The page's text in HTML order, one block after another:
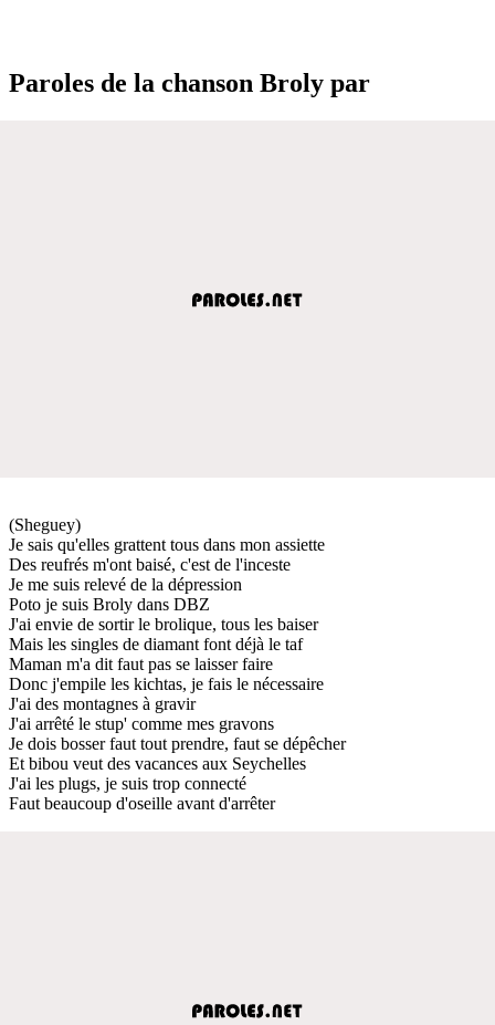
Paroles de la chanson Broly par
(Sheguey)
Je sais qu'elles grattent tous dans mon assiette
Des reufrés m'ont baisé, c'est de l'inceste
Je me suis relevé de la dépression
Poto je suis Broly dans DBZ
J'ai envie de sortir le brolique, tous les baiser
Mais les singles de diamant font déjà le taf
Maman m'a dit faut pas se laisser faire
Donc j'empile les kichtas, je fais le nécessaire
J'ai des montagnes à gravir
J'ai arrêté le stup' comme mes gravons
Je dois bosser faut tout prendre, faut se dépêcher
Et bibou veut des vacances aux Seychelles
J'ai les plugs, je suis trop connecté
Faut beaucoup d'oseille avant d'arrêter